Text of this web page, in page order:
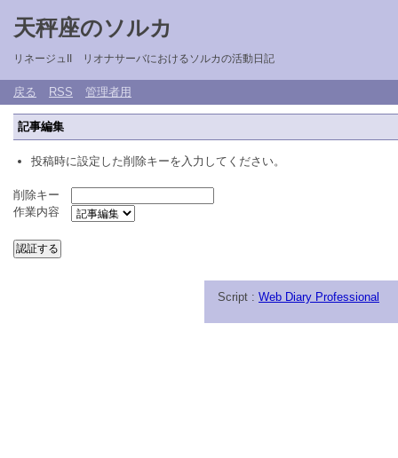
天秤座のソルカ
リネージュII リオナサーバにおけるソルカの活動日記
戻る RSS 管理者用
記事編集
投稿時に設定した削除キーを入力してください。
削除キー
作業内容
Script : Web Diary Professional